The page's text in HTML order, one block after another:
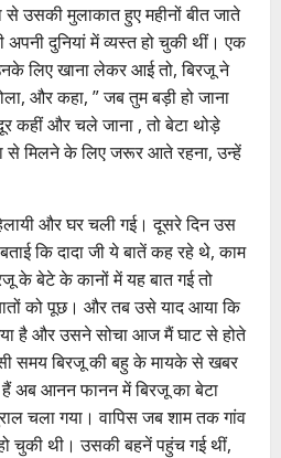
से उसकी मुलाकात हुए महीनों बीत जाते
अपनी दुनियां में व्यस्त हो चुकी थीं। एक
लिए खाना लेकर आई तो, बिरजू ने
और कहा, ” जब तुम बड़ी हो जाना
कहीं और चले जाना , तो बेटा थोड़े
से मिलने के लिए जरूर आते रहना, उन्हें
और घर चली गई। दूसरे दिन उस
कि दादा जी ये बातें कह रहे थे, काम
के बेटे के कानों में यह बात गई तो
को पूछ। और तब उसे याद आया कि
है और उसने सोचा आज मैं घाट से होते
समय बिरजू की बहु के मायके से खबर
अब आनन फानन में बिरजू का बेटा
चला गया। वापिस जब शाम तक गांव
चुकी थी। उसकी बहनें पहुंच गई थीं,